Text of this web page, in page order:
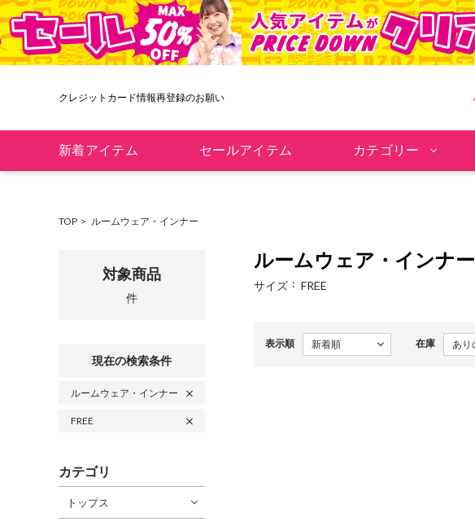
クレジットカード情報再登録のお願い
新着アイテム セールアイテム カテゴリー
TOP ルームウェア・インナー
対象商品
件
現在の検索条件
ルームウェア・インナー
FREE
カテゴリ
トップス
ルームウェア・インナー
サイズ FREE
表示順 在庫